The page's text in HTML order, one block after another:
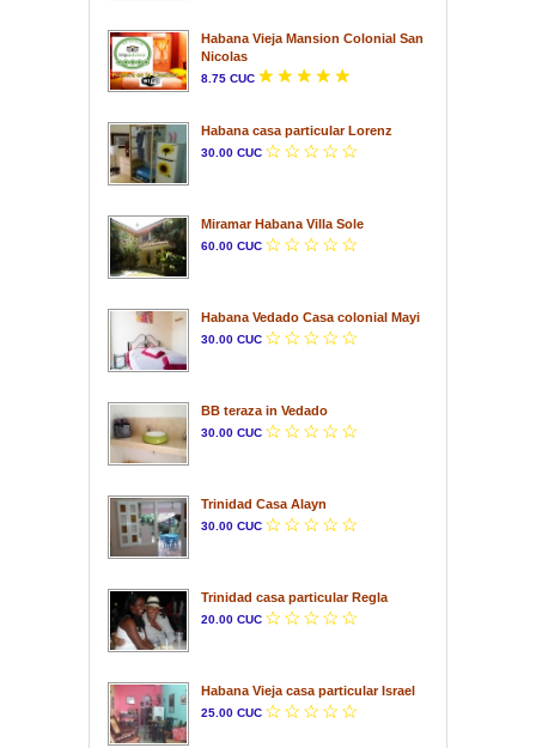
Habana Vieja Mansion Colonial San
Nicolas
8.75 CUC
Habana casa particular Lorenz
30.00 CUC
Miramar Habana Villa Sole
60.00 CUC
Habana Vedado Casa colonial Mayi
30.00 CUC
BB teraza in Vedado
30.00 CUC
Trinidad Casa Alayn
30.00 CUC
Trinidad casa particular Regla
20.00 CUC
Habana Vieja casa particular Israel
25.00 CUC